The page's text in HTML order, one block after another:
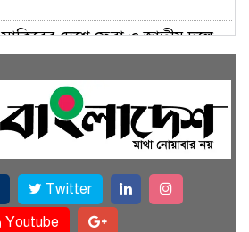
সাকিবের দেশে ফেরা ও জাতীয় দলে
ফেরার সম্ভাবনা নেই, ইঙ্গিত ক্রীড়া
ফেসবুকে যুক্ত হলো বিকাশ, সহজ
হলো ডিজিটাল পেমেন্ট
বৃষ্টি উপেক্ষা করে ‘জুলাই গণঅভ্যুত্থান
স্মৃতি জাদুঘরে’ দর্শনার্থীদের ঢল
Twitter
Youtube